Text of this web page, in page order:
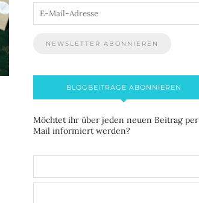
BLOGBEITRÄGE ABONNIEREN
Möchtet ihr über jeden neuen Beitrag per
Mail informiert werden?